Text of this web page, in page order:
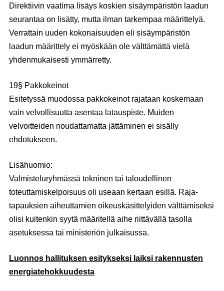
Direktiivin vaatima lisäys koskien sisäympäristön laadun
seurantaa on lisätty, mutta ilman tarkempaa määrittelyä.
Verrattain uuden kokonaisuuden eli sisäympäristön
laadun määrittely ei myöskään ole välttämättä vielä
yhdenmukaisesti ymmärretty.
19§ Pakkokeinot
Esitetyssä muodossa pakkokeinot rajataan koskemaan
vain velvollisuutta asentaa latauspiste. Muiden
velvoitteiden noudattamatta jättäminen ei sisälly
ehdotukseen.
Lisähuomio:
Valmisteluryhmässä tekninen tai taloudellinen
toteuttamiskelpoisuus oli useaan kertaan esillä. Raja-
tapauksien aiheuttamien oikeuskäsittelyiden välttämiseksi
olisi kuitenkin syytä määritellä aihe riittävällä tasolla
asetuksessa tai ministeriön julkaisussa.
Luonnos hallituksen esitykseksi laiksi rakennusten
energiatehokkuudesta